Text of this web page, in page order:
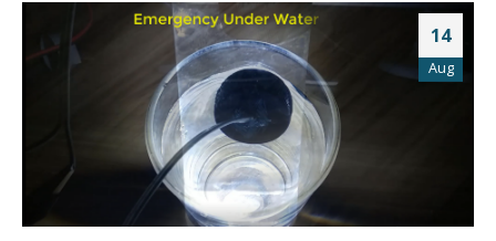
14
Aug